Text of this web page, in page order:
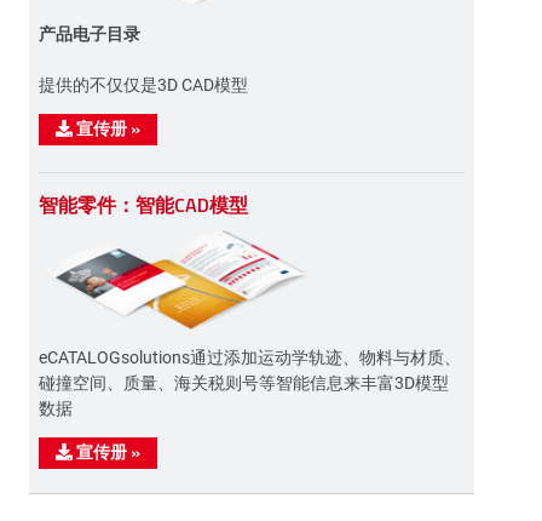
产品电子目录
提供的不仅仅是3D CAD模型
宣传册 »
智能零件：智能CAD模型
eCATALOGsolutions通过添加运动学轨迹、物料与材质、
碰撞空间、质量、海关税则号等智能信息来丰富3D模型
数据
宣传册 »